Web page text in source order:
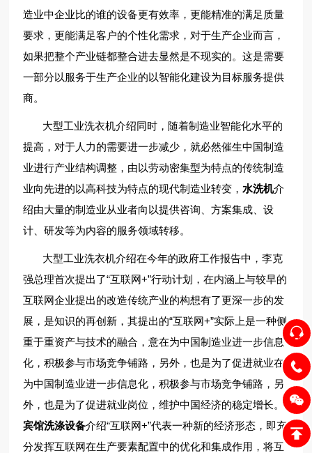
造业中企业比的谁的设备更有效率，更能精准的满足质量
要求，更能满足客户的个性化需求，对于生产企业而言，
如果把整个产业链都整合进去显然是不现实的。这是需要
一部分以服务于生产企业的以智能化建设为目标服务提供
商。
大型工业洗衣机介绍同时，随着制造业智能化水平的
提高，对于人力的需要进一步减少，就必然催生中国制造
业进行产业结构调整，由以劳动密集型为特点的传统制造
业向先进的以高科技为特点的现代制造业转变，水洗机介
绍由大量的制造业从业者向以提供咨询、方案集成、设
计、研发等为内容的服务领域转移。
大型工业洗衣机介绍在今年的政府工作报告中，李克
强总理首次提出了“互联网+”行动计划，在内涵上与较早的
互联网企业提出的改造传统产业的构想有了更深一步的发
展，是知识的再创新，其提出的“互联网+”实际上是一种侧
重于重资产与技术的融合，意在为中国制造业进一步信息
化，积极参与市场竞争铺路，另外，也是为了促进就业在
为中国制造业进一步信息化，积极参与市场竞争铺路，另
外，也是为了促进就业岗位，维护中国经济的稳定增长。
宾馆洗涤设备介绍“互联网+”代表一种新的经济形态，即充
分发挥互联网在生产要素配置中的优化和集成作用，将互